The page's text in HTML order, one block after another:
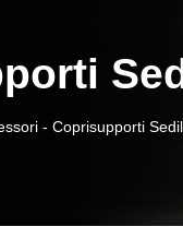
-Coprisupporti